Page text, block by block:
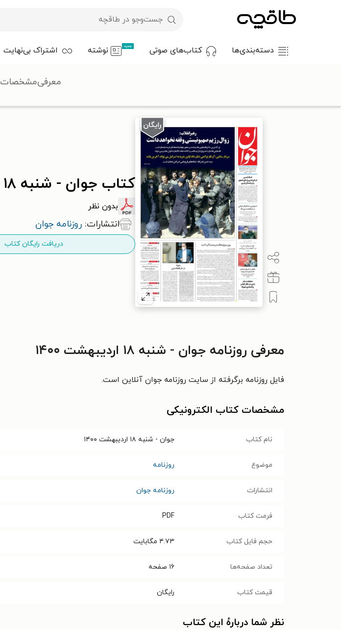
دسته‌بندی‌ها کتاب‌های صوتی جدید نوشته اشتراک بی‌نهایت
کتاب جوان - شنبه ۱۸ ارديبهشت ۱۴۰۰
بدون نظر
انتشارات: روزنامه جوان
دریافت رایگان کتاب
معرفیمشخصات
معرفی روزنامه جوان - شنبه ۱۸ ارديبهشت ۱۴۰۰
فایل روزنامه برگرفته از سایت روزنامه جوان آنلاین است.
مشخصات کتاب الکترونیکی
نام کتاب جوان - شنبه ۱۸ ارديبهشت ۱۴۰۰
موضوع روزنامه
انتشارات روزنامه جوان
فرمت کتاب PDF
حجم فایل کتاب ۴.۷۳ مگابایت
تعداد صفحه‌ها ۱۶ صفحه
قیمت کتاب رایگان
نظر شما دربارهٔ این کتاب